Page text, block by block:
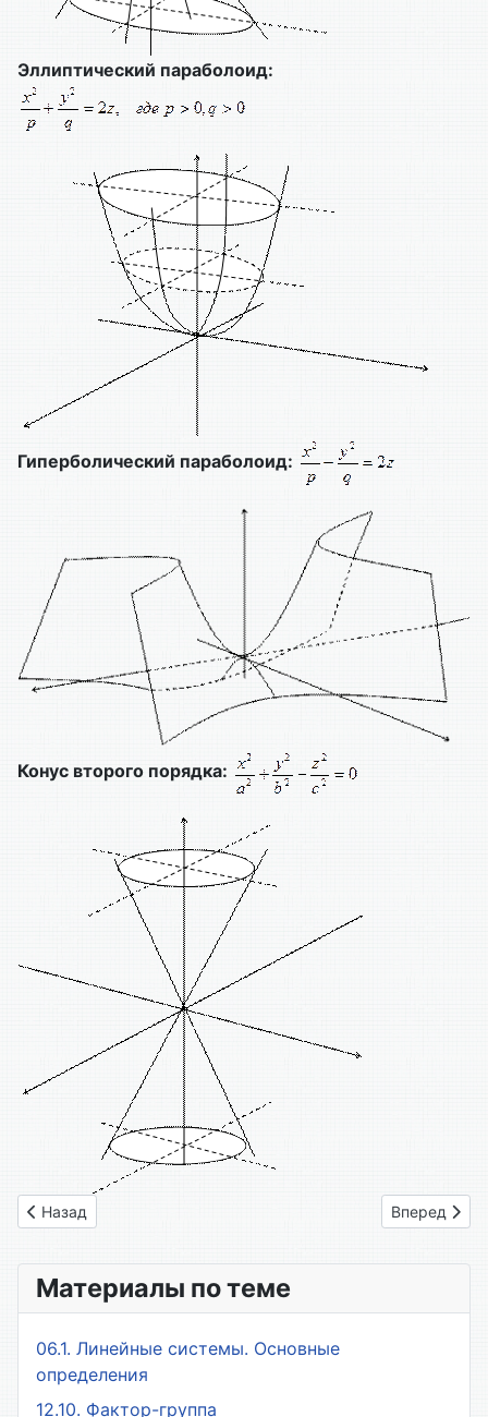
Эллиптический параболоид:
Гиперболический параболоид:
Конус второго порядка:
Предыдущий: 65. Цилиндрические поверхности
Назад Следующий:
Вперед
Материалы по теме
06.1. Линейные системы. Основные
определения
12.10. Фактор-группа